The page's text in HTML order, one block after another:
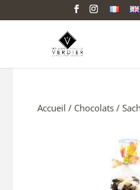
Accueil / Chocolats/